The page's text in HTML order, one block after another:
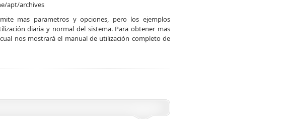
apt/archives
mas parametros y opciones, pero los ejemplos
diaria y normal del sistema. Para obtener mas
nos mostrará el manual de utilización completo de